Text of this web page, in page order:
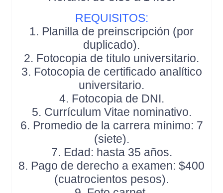
REQUISITOS:
1. Planilla de preinscripción (por
duplicado).
2. Fotocopia de título universitario.
3. Fotocopia de certificado analítico
universitario.
4. Fotocopia de DNI.
5. Currículum Vitae nominativo.
6. Promedio de la carrera mínimo: 7
(siete).
7. Edad: hasta 35 años.
8. Pago de derecho a examen: $400
(cuatrocientos pesos).